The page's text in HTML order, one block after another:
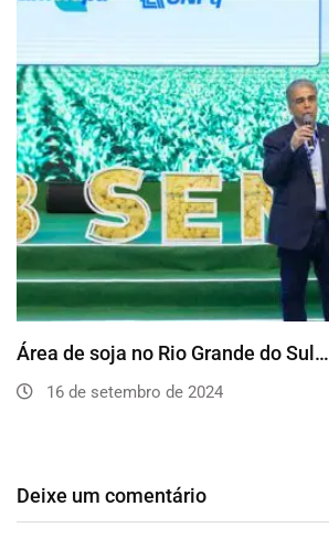
Área de soja no Rio Grande do Sul…
16 de setembro de 2024
Deixe um comentário